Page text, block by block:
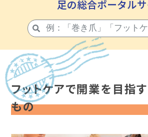
足の総合ポータル
フットケアで開業を目指
もの